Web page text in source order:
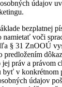
údajov
bezplatnej
namietať voči
§ 31 ZnOOÚ
predložením
jej práv a právom
byť v konkrétnom
údajov